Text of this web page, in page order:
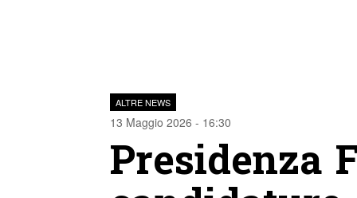
ALTRE NEWS
13 Maggio 2026 - 16:30
Presidenza